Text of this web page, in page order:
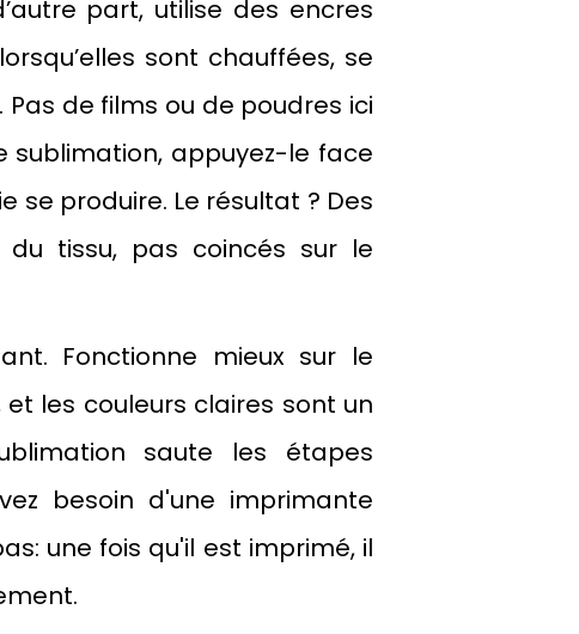
part, utilise des encres
sont chauffées, se
de films ou de poudres ici
appuyez-le face
se produire. Le résultat ? Des
tissu, pas coincés sur le
Fonctionne mieux sur le
les couleurs claires sont un
saute les étapes
besoin d'une imprimante
une fois qu'il est imprimé, il